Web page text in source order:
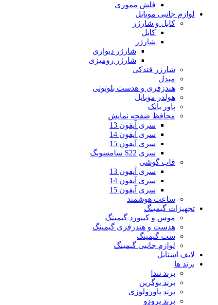
فلش مموری
لوازم جانبی موبایل
کابل و شارژر
کابل
شارژر
شارژر دیواری
شارژر رومیزی
شارژر فندکی
مبدل
هندزفری و هدست بلوتوثی
هولدر موبایل
پاور بانک
محافظ صفحه نمایش
سری آیفون 13
سری آیفون 14
سری آیفون 15
سری S22 سامسونگ
قاب گوشی
سری آیفون 13
سری آیفون 14
سری آیفون 15
ساعت هوشمند
تجهیزات گیمینگ
موس و کیبورد گیمینگ
هدست و هندزفری گیمینگ
ست گیمینگ
لوازم جانبی گیمینگ
لایف استایل
برند ها
برند تندا
برند یوگرین
برند پاورولوژی
برند پرودو